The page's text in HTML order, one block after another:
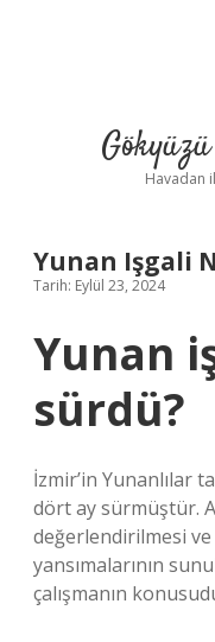
Havadan
Yunan Işgali
Tarih: Eylül 23, 2024
Yunan
sürdü?
İzmir’in Yunanlılar
dört ay sürmüştür.
değerlendirilmesi
yansımalarının
çalışmanın